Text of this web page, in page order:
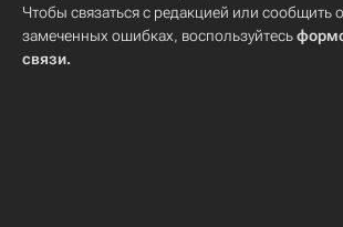
Чтобы связаться с редакцией или сообщить
замеченных ошибках, воспользуйтесь
связи.